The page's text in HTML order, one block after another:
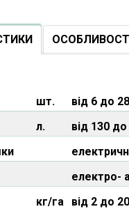
шт.
від 6 до 28
л.
від 130
електро-
кг/га
від 2 до